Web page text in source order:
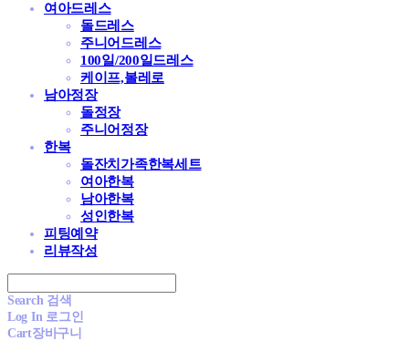
여아드레스
돌드레스
주니어드레스
100일/200일드레스
케이프,볼레로
남아정장
돌정장
주니어정장
한복
돌잔치가족한복세트
여아한복
남아한복
성인한복
피팅예약
리뷰작성
Search 검색
Log In 로그인
Cart장바구니